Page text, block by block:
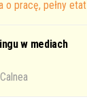
o pracę, pełny etat
w mediach